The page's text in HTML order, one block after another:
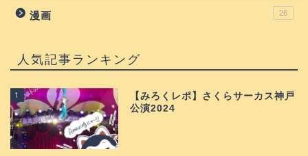
漫画 26
人気記事ランキング
1
【みろくレポ】さくらサーカス神戸
公演2024